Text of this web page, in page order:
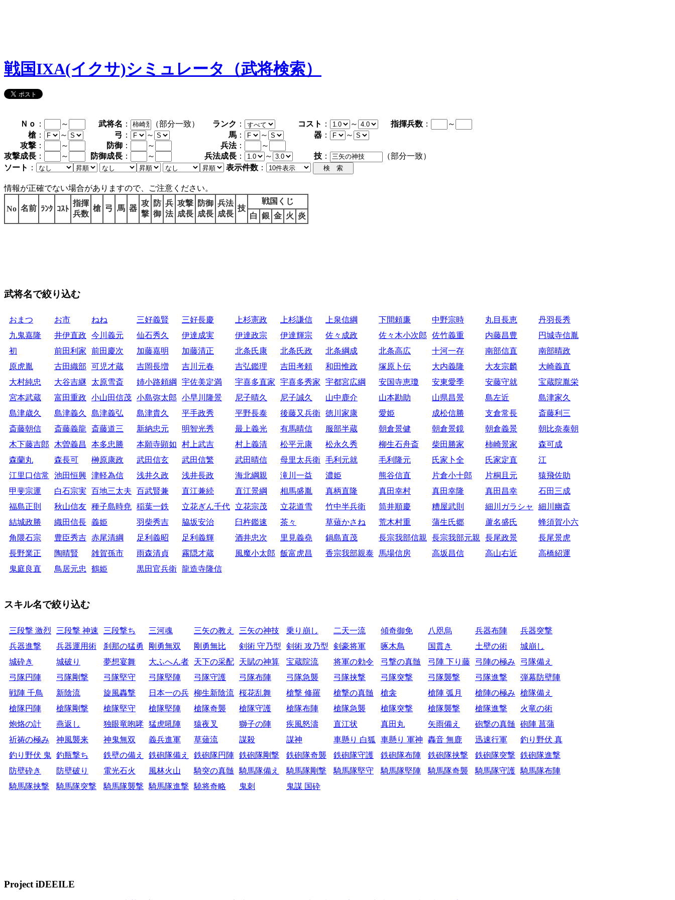
戦国IXA(イクサ)シミュレータ（武将検索）
Ｎｏ ： ～ 武将名 ： （部分一致） ランク ： コスト ： ～ 指揮兵数 ：
～
槍 ： ～ 弓 ： ～ 馬 ： ～ 器 ：
～
攻撃 ： ～ 防御 ： ～ 兵法：
～
攻撃成長 ： ～ 防御成長 ： ～ 兵法成長 ： ～ 技 ：
（部分一致）
ソート ： 表示件数 ：
情報が正確でない場合がありますので、ご注意ください。
No 名前 ﾗﾝｸ ｺｽﾄ
指揮
兵数
槍 弓 馬 器
攻
撃
防
御
兵
法
攻撃
成長
防御
成長
兵法
成長
技
戦国くじ
白 銀 金 火 炎
武将名で絞り込む
おまつ お市 ねね 三好義賢 三好長慶 上杉憲政 上杉謙信 上泉信綱 下間頼廉 中野宗時 丸目長恵
丹羽長秀
九鬼嘉隆
井伊直政 今川義元 仙石秀久 伊達成実 伊達政宗 伊達輝宗 佐々成政 佐々木小次郎 佐竹義重 内藤昌豊
円城寺信胤
初
前田利家 前田慶次 加藤嘉明 加藤清正 北条氏康 北条氏政 北条綱成 北条高広 十河一存 南部信直
南部晴政
原虎胤
古田織部 可児才蔵 吉岡長増 吉川元春 吉弘鑑理 吉田考頼 和田惟政 塚原卜伝 大内義隆 大友宗麟
大崎義直
大村純忠
大谷吉継 太原雪斎 姉小路頼綱 宇佐美定満 宇喜多直家 宇喜多秀家 宇都宮広綱 安国寺恵瓊 安東愛季 安藤守就
宝蔵院胤栄
宮本武蔵
富田重政 小山田信茂 小島弥太郎 小早川隆景 尼子晴久 尼子誠久 山中鹿介 山本勘助 山県昌景 島左近
島津家久
島津歳久
島津義久 島津義弘 島津貴久 平手政秀 平野長泰 後藤又兵衛 徳川家康 愛姫 成松信勝 支倉常長
斎藤利三
斎藤朝信
斎藤義龍 斎藤道三 新納忠元 明智光秀 最上義光 有馬晴信 服部半蔵 朝倉景健 朝倉景鏡 朝倉義景
朝比奈泰朝
木下藤吉郎
木曽義昌 本多忠勝 本願寺顕如 村上武吉 村上義清 松平元康 松永久秀 柳生石舟斎 柴田勝家 柿崎景家
森可成
森蘭丸
森長可 榊原康政 武田信玄 武田信繁 武田晴信 母里太兵衛 毛利元就 毛利隆元 氏家卜全 氏家定直
江
江里口信常
池田恒興 津軽為信 浅井久政 浅井長政 海北綱親 滝川一益 濃姫 熊谷信直 片倉小十郎 片桐且元
猿飛佐助
甲斐宗運
白石宗実 百地三太夫 百武賢兼 直江兼続 直江景綱 相馬盛胤 真柄直隆 真田幸村 真田幸隆 真田昌幸
石田三成
福島正則
秋山信友 種子島時尭 稲葉一鉄 立花ぎん千代 立花宗茂 立花道雪 竹中半兵衛 筒井順慶 糟屋武則 細川ガラシャ
細川幽斎
結城政勝
織田信長 義姫 羽柴秀吉 脇坂安治 臼杵鑑速 茶々 草薙かさね 荒木村重 蒲生氏郷 蘆名盛氏
蜂須賀小六
角隈石宗
豊臣秀吉 赤尾清綱 足利義昭 足利義輝 酒井忠次 里見義堯 鍋島直茂 長宗我部信親 長宗我部元親 長尾政景
長尾景虎
長野業正
陶晴賢 雑賀孫市 雨森清貞 霧隠才蔵 風魔小太郎 飯富虎昌 香宗我部親泰 馬場信房 高坂昌信 高山右近
高橋紹運
鬼庭良直
鳥居元忠 鶴姫 黒田官兵衛 龍造寺隆信
スキル名で絞り込む
三段撃 激烈 三段撃 神速 三段撃ち 三河魂 三矢の教え 三矢の神技 乗り崩し 二天一流 傾奇御免 八咫烏 兵器布陣
兵器突撃
兵器進撃
兵器運用術 刹那の猛勇 剛勇無双 剛勇無比 剣術 守乃型 剣術 攻乃型 剣豪将軍 啄木鳥 国貫き 土壁の術
城崩し
城砕き
城破り 夢想宴舞 大ふへん者 天下の采配 天賦の神算 宝蔵院流 将軍の勅令 弓撃の真髄 弓陣 下り藤 弓陣の極み
弓隊備え
弓隊円陣
弓隊剛撃 弓隊堅守 弓隊堅陣 弓隊守護 弓隊布陣 弓隊急襲 弓隊挟撃 弓隊突撃 弓隊襲撃 弓隊進撃
弾幕防壁陣
戦陣 千鳥
新陰流 旋風轟撃 日本一の兵 柳生新陰流 桜花乱舞 槍撃 修羅 槍撃の真髄 槍衾 槍陣 弧月 槍陣の極み
槍隊備え
槍隊円陣
槍隊剛撃 槍隊堅守 槍隊堅陣 槍隊奇襲 槍隊守護 槍隊布陣 槍隊急襲 槍隊突撃 槍隊襲撃 槍隊進撃
火竜の術
炮烙の計
燕返し 独眼竜咆哮 猛虎吼陣 猿夜叉 獅子の陣 疾風怒濤 直江状 真田丸 矢雨備え 砲撃の真髄
砲陣 菖蒲
祈祷の極み
神風襲来 神鬼無双 義兵進軍 草薙流 謀殺 謀神 車懸り 白狐 車懸り 軍神 轟音 無鹿 迅速行軍
釣り野伏 真
釣り野伏 鬼 釣瓶撃ち 鉄壁の備え 鉄砲隊備え 鉄砲隊円陣 鉄砲隊剛撃 鉄砲隊奇襲 鉄砲隊守護 鉄砲隊布陣 鉄砲隊挟撃 鉄砲隊突撃 鉄砲隊進撃
防壁砕き
防壁破り 電光石火 風林火山 騎突の真髄 騎馬隊備え 騎馬隊剛撃 騎馬隊堅守 騎馬隊堅陣 騎馬隊奇襲 騎馬隊守護 騎馬隊布陣
騎馬隊挟撃
騎馬隊突撃 騎馬隊襲撃 騎馬隊進撃 驍将奇略 鬼刺 鬼謀 国砕
Project iDEEILE